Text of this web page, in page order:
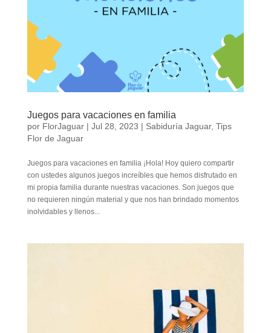
Juegos para vacaciones en familia
por FlorJaguar| Jul 28, 2023 | Sabiduría Jaguar, Tips
Flor de Jaguar
Juegos para vacaciones en familia ¡Hola! Hoy quiero compartir
con ustedes algunos juegos increíbles que hemos disfrutado en
mi propia familia durante nuestras vacaciones. Son juegos que
no requieren ningún material y que nos han brindado momentos
inolvidables y llenos...